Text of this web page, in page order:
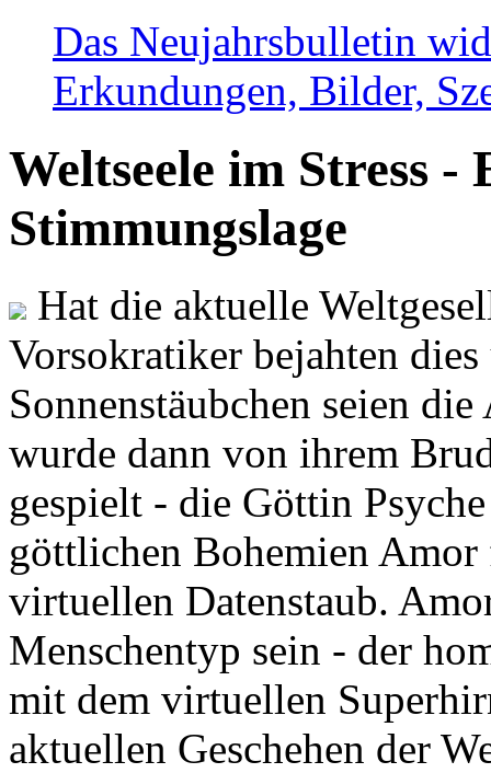
Das Neujahrsbulletin
Erkundungen, Bilder,
Weltseele im Stress -
Stimmungslage
Hat die aktuelle
Vorsokratiker bejahten
Sonnenstäubchen seien
wurde dann von ihrem
gespielt - die Göttin
göttlichen Bohemien
virtuellen Datenstaub.
Menschentyp sein - der
mit dem virtuellen
aktuellen Geschehen der